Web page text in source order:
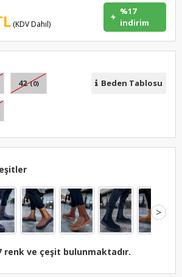
(KDV Dahil)
%17
indirim
42 (0) Beden Tablosu
>
renk ve çeşit bulunmaktadır.